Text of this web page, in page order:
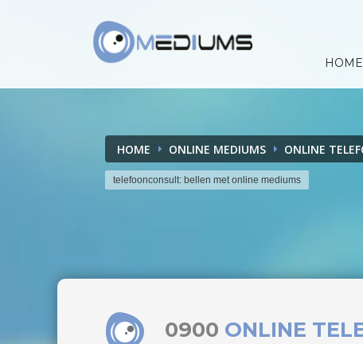
HOME
HOME ONLINE MEDIUMS ONLINE
telefoonconsult: bellen met online mediums
0900 ONLINE